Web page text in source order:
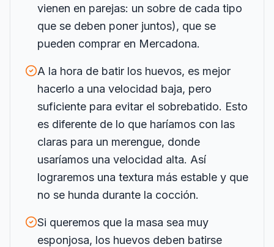
vienen en parejas: un sobre de cada tipo
que se deben poner juntos), que se
pueden comprar en Mercadona.
A la hora de batir los huevos, es mejor
hacerlo a una velocidad baja, pero
suficiente para evitar el sobrebatido. Esto
es diferente de lo que haríamos con las
claras para un merengue, donde
usaríamos una velocidad alta. Así
lograremos una textura más estable y que
no se hunda durante la cocción.
Si queremos que la masa sea muy
esponjosa, los huevos deben batirse